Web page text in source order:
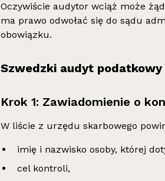
Oczywiście audytor wciąż może
ma prawo odwołać się do sądu
obowiązku.
Szwedzki audyt
Krok 1: Zawiadomienie o
W liście z urzędu skarbowego
imię i nazwisko osoby, której
cel kontroli,